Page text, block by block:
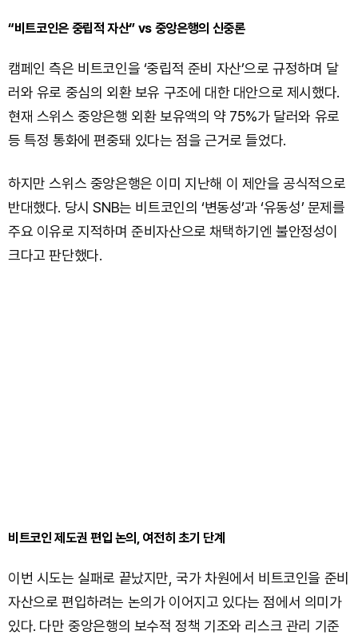
“비트코인은 중립적 자산” vs 중앙은행의 신중론
캠페인 측은 비트코인을 ‘중립적 준비 자산’으로 규정하며 달
러와 유로 중심의 외환 보유 구조에 대한 대안으로 제시했다.
현재 스위스 중앙은행 외환 보유액의 약 75%가 달러와 유로
등 특정 통화에 편중돼 있다는 점을 근거로 들었다.
하지만 스위스 중앙은행은 이미 지난해 이 제안을 공식적으로
반대했다. 당시 SNB는 비트코인의 ‘변동성’과 ‘유동성’ 문제를
주요 이유로 지적하며 준비자산으로 채택하기엔 불안정성이
크다고 판단했다.
비트코인 제도권 편입 논의, 여전히 초기 단계
이번 시도는 실패로 끝났지만, 국가 차원에서 비트코인을 준비
자산으로 편입하려는 논의가 이어지고 있다는 점에서 의미가
있다. 다만 중앙은행의 보수적 정책 기조와 리스크 관리 기준